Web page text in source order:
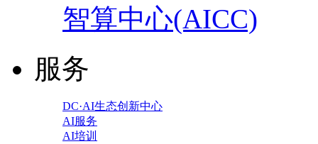
智算中心(AICC)
服务
DC·AI生态创新中心
AI服务
AI培训